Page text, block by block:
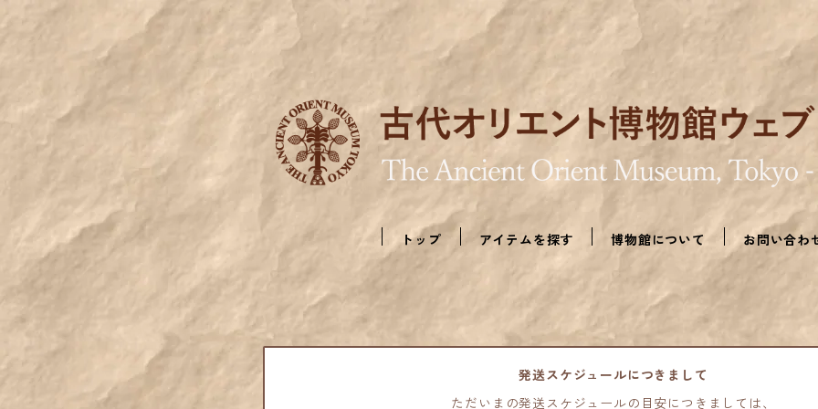
トップ アイテムを探す 博物館について お問い合わ
発送スケジュールにつきまして
ただいまの発送スケジュールの目安につきましては、